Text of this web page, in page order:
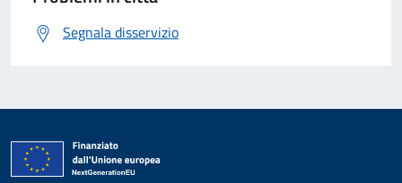
Segnala disservizio